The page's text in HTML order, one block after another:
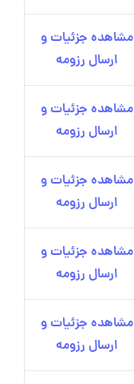
مشاهده جزئیات و
ارسال رزومه
مشاهده جزئیات و
ارسال رزومه
مشاهده جزئیات و
ارسال رزومه
مشاهده جزئیات و
ارسال رزومه
مشاهده جزئیات و
ارسال رزومه